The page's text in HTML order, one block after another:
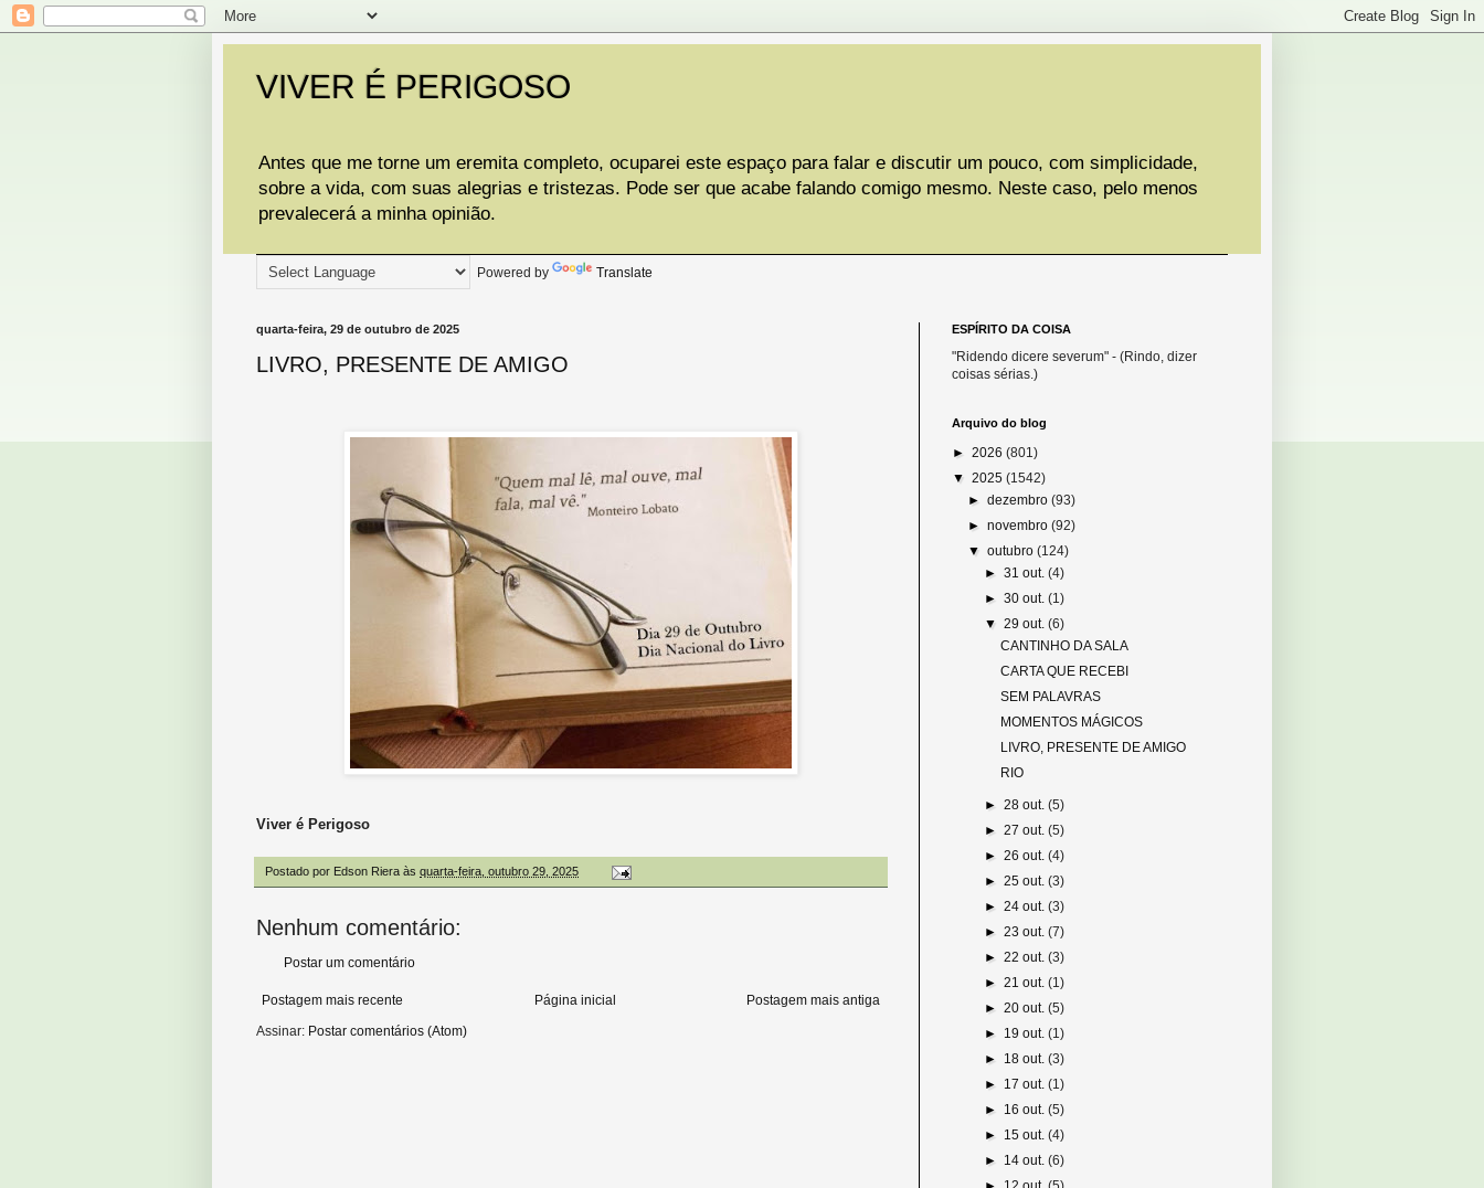
VIVER É PERIGOSO
Antes que me torne um eremita completo, ocuparei este espaço para falar e discutir um pouco, com simplicidade,
sobre a vida, com suas alegrias e tristezas. Pode ser que acabe falando comigo mesmo. Neste caso, pelo menos
prevalecerá a minha opinião.
Powered by Translate
quarta-feira, 29 de outubro de 2025
LIVRO, PRESENTE DE AMIGO
Viver é Perigoso
Postado por Edson Riera às quarta-feira, outubro 29, 2025
Nenhum comentário:
Postar um comentário
Postagem mais recente Postagem mais antiga
Página inicial
Assinar: Postar comentários (Atom)
ESPÍRITO DA COISA
"Ridendo dicere severum" - (Rindo, dizer
coisas sérias.)
Arquivo do blog
► 2026 (801)
▼ 2025 (1542)
►dezembro(93)
►novembro(92)
▼outubro(124)
► 31 out. (4)
► 30 out. (1)
▼ 29 out. (6)
CANTINHO DA SALA
CARTA QUE RECEBI
SEM PALAVRAS
MOMENTOS MÁGICOS
LIVRO, PRESENTE DE AMIGO
RIO
► 28 out. (5)
► 27 out. (5)
► 26 out. (4)
► 25 out. (3)
► 24 out. (3)
► 23 out. (7)
► 22 out. (3)
► 21 out. (1)
► 20 out. (5)
► 19 out. (1)
► 18 out. (3)
► 17 out. (1)
► 16 out. (5)
► 15 out. (4)
► 14 out. (6)